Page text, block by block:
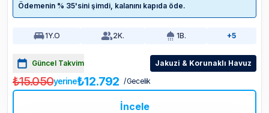
Ödemenin % 35'sini şimdi, kalanını kapıda öde.
1Y.O 2K. 1B. +5
Güncel Takvim Jakuzi & Korunaklı Havuz
₺15.050yerine₺12.792 / Gecelik
İncele